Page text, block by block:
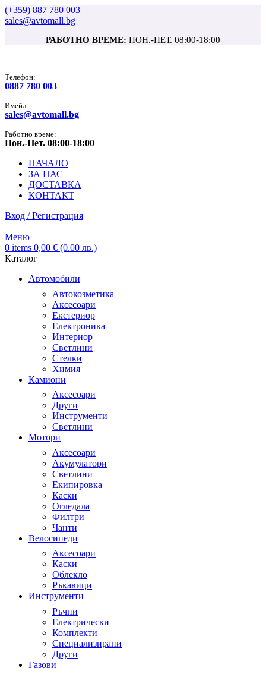
(+359) 887 780 003
sales@avtomall.bg
РАБОТНО ВРЕМЕ: ПОН.-ПЕТ. 08:00-18:00
Tелефон:
0887 780 003
Имейл:
sales@avtomall.bg
Работно време:
Пон.-Пет. 08:00-18:00
НАЧАЛО
ЗА НАС
ДОСТАВКА
КОНТАКТ
Вход / Регистрация
Меню
0 items 0,00 € (0.00 лв.)
Каталог
Автомобили
Автокозметика
Аксесоари
Екстериор
Електроника
Интериор
Светлини
Стелки
Химия
Камиони
Аксесоари
Други
Инструменти
Светлини
Мотори
Аксесоари
Акумулатори
Светлини
Екипировка
Каски
Огледала
Филтри
Чанти
Велосипеди
Аксесоари
Каски
Облекло
Ръкавици
Инструменти
Ръчни
Електрически
Комплекти
Специализирани
Други
Газови